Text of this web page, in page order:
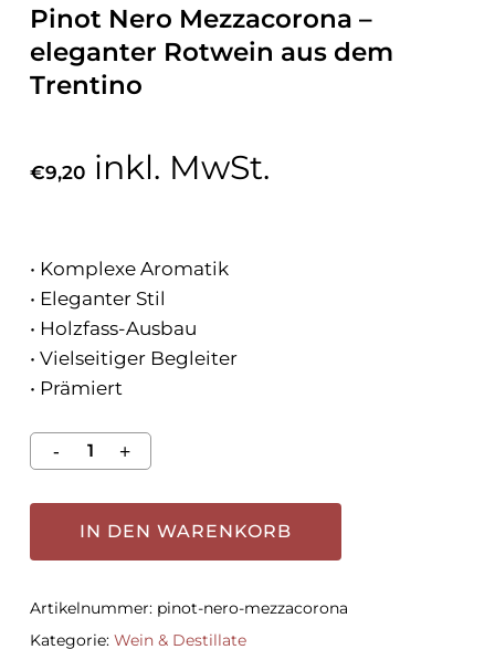
Pinot Nero Mezzacorona –
eleganter Rotwein aus dem
Trentino
€9,20 inkl. MwSt.
• Komplexe Aromatik
• Eleganter Stil
• Holzfass-Ausbau
• Vielseitiger Begleiter
• Prämiert
IN DEN WARENKORB
Artikelnummer: pinot-nero-mezzacorona
Kategorie: Wein & Destillate